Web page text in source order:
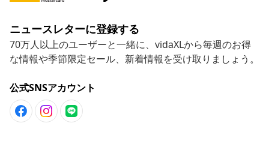
ニュースレターに登録する
70万人以上のユーザーと一緒に、vidaXLから毎週のお得
な情報や季節限定セール、新着情報を受け取りましょう。
公式SNSアカウント